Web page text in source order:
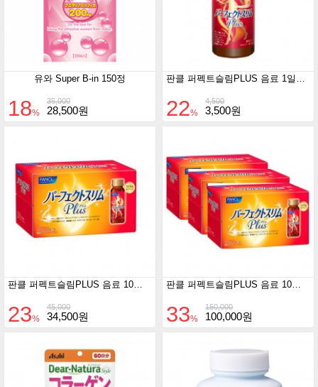
유와 Super B-in 150정
35,000
18% 28,500원
4,500
22% 3,500원
판클 퍼펙트슬림PLUS 음료 10일분 50ml x 10EA
45,000
23% 34,500원
판클 퍼펙트슬림PLUS 음료 10일분 50ml x 30EA
150,000
33% 100,000원